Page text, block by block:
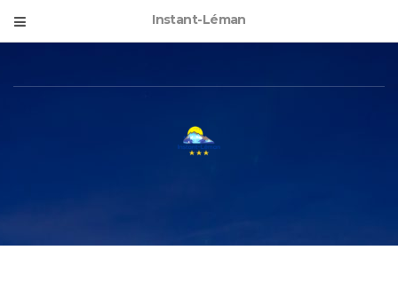
Instant-Léman